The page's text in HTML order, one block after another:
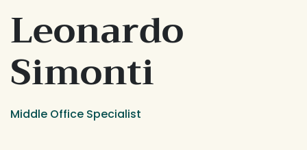
Leonardo
Simonti
Middle Office Specialist